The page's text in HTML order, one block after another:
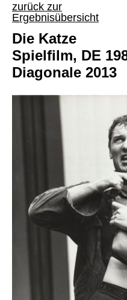
zurück zur
Ergebnisübersicht
Die Katze
Spielfilm, DE
Diagonale 2013